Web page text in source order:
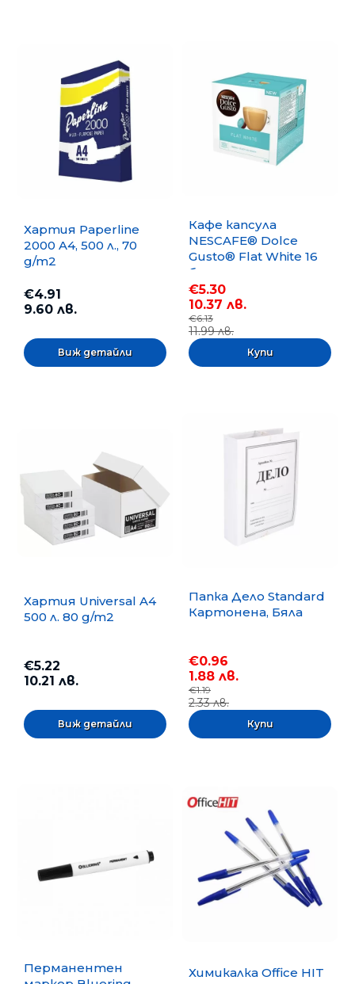
Хартия Paperline
2000 A4, 500 л., 70
g/m2
€4.91
9.60 лв.
Виж детайли
Кафе капсула
NESCAFE® Dolce
Gusto® Flat White 16
бр.
€5.30
10.37 лв.
€6.13
11.99 лв.
Хартия Universal A4
500 л. 80 g/m2
€5.22
10.21 лв.
Виж детайли
Папка Дело Standard
Картонена, Бяла
€0.96
1.88 лв.
€1.19
2.33 лв.
Перманентен
Химикалка Office HIT